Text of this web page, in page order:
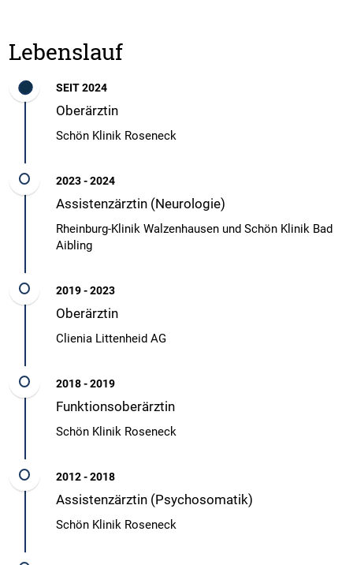
Lebenslauf
SEIT 2024
Oberärztin
Schön Klinik Roseneck
2023 - 2024
Assistenzärztin (Neurologie)
Rheinburg-Klinik Walzenhausen und Schön Klinik Bad
Aibling
2019 - 2023
Oberärztin
Clienia Littenheid AG
2018 - 2019
Funktionsoberärztin
Schön Klinik Roseneck
2012 - 2018
Assistenzärztin (Psychosomatik)
Schön Klinik Roseneck